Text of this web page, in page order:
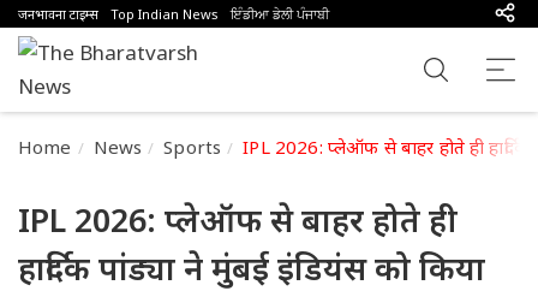
जनभावना टाइम्स Top Indian News ਇੰਡੀਆ ਡੇਲੀ ਪੰਜਾਬੀ
Home News Sports IPL 2026: प्लेऑफ से बाहर होते ही
IPL 2026: प्लेऑफ से बाहर होते ही
हार्दिक पांड्या ने मुंबई इंडियंस को किया